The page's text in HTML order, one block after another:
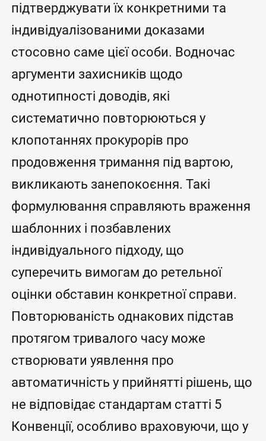
підтверджувати їх конкретними та
індивідуалізованими доказами
стосовно саме цієї особи. Водночас
аргументи захисників щодо
однотипності доводів, які
систематично повторюються у
клопотаннях прокурорів про
продовження тримання під вартою,
викликають занепокоєння. Такі
формулювання справляють враження
шаблонних і позбавлених
індивідуального підходу, що
суперечить вимогам до ретельної
оцінки обставин конкретної справи.
Повторюваність однакових підстав
протягом тривалого часу може
створювати уявлення про
автоматичність у прийнятті рішень, що
не відповідає стандартам статті 5
Конвенції, особливо враховуючи, що у